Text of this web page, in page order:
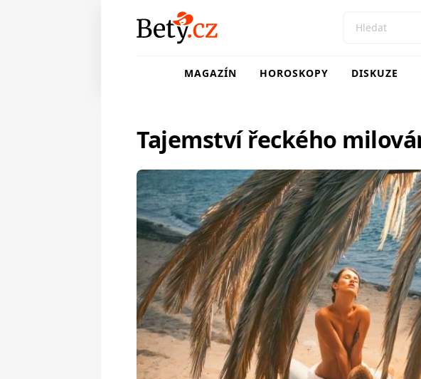
MAGAZÍN HOROSKOPY DISKUZE
Tajemství řeckého